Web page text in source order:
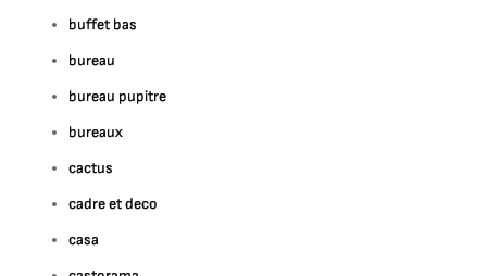
buffet bas
bureau
bureau pupitre
bureaux
cactus
cadre et deco
casa